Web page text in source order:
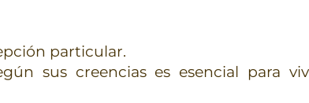
particular.
sus creencias es esencial para